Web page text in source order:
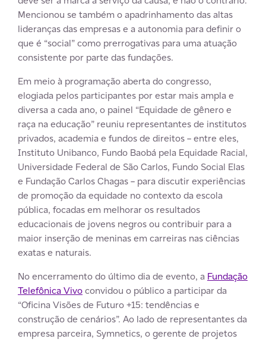
Mencionou se também o apadrinhamento das altas
lideranças das empresas e a autonomia para definir o
que é “social” como prerrogativas para uma atuação
consistente por parte das fundações.
Em meio à programação aberta do congresso,
elogiada pelos participantes por estar mais ampla e
diversa a cada ano, o painel “Equidade de gênero e
raça na educação” reuniu representantes de institutos
privados, academia e fundos de direitos – entre eles,
Instituto Unibanco, Fundo Baobá pela Equidade Racial,
Universidade Federal de São Carlos, Fundo Social Elas
e Fundação Carlos Chagas – para discutir experiências
de promoção da equidade no contexto da escola
pública, focadas em melhorar os resultados
educacionais de jovens negros ou contribuir para a
maior inserção de meninas em carreiras nas ciências
exatas e naturais.
No encerramento do último dia de evento, a Fundação
Telefônica Vivoconvidou o público a participar da
“Oficina Visões de Futuro +15: tendências e
construção de cenários”. Ao lado de representantes da
empresa parceira, Symnetics, o gerente de projetos